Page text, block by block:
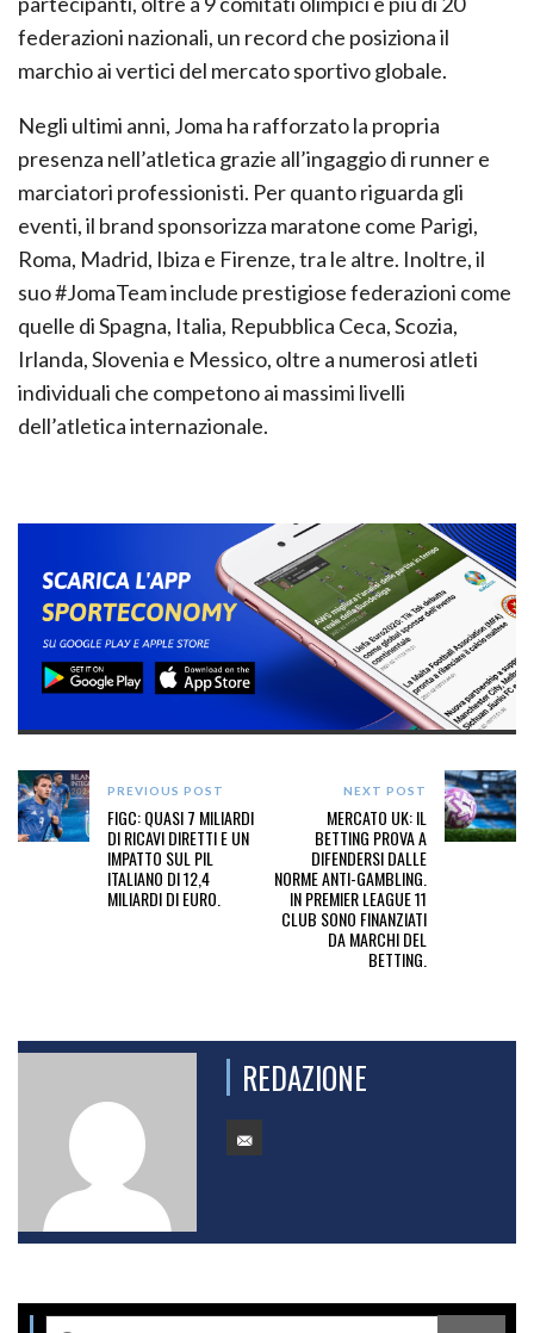
federazioni nazionali, un record che posiziona il
marchio ai vertici del mercato sportivo globale.
Negli ultimi anni, Joma ha rafforzato la propria
presenza nell’atletica grazie all’ingaggio di runner e
marciatori professionisti. Per quanto riguarda gli
eventi, il brand sponsorizza maratone come Parigi,
Roma, Madrid, Ibiza e Firenze, tra le altre. Inoltre, il
suo #JomaTeam include prestigiose federazioni come
quelle di Spagna, Italia, Repubblica Ceca, Scozia,
Irlanda, Slovenia e Messico, oltre a numerosi atleti
individuali che competono ai massimi livelli
dell’atletica internazionale.
PREVIOUS POST
FIGC: QUASI 7 MILIARDI
DI RICAVI DIRETTI E UN
IMPATTO SUL PIL
ITALIANO DI 12,4
MILIARDI DI EURO.
NEXT POST
MERCATO UK: IL
BETTING PROVA A
DIFENDERSI DALLE
NORME ANTI-GAMBLING.
IN PREMIER LEAGUE 11
CLUB SONO FINANZIATI
DA MARCHI DEL
BETTING.
REDAZIONE